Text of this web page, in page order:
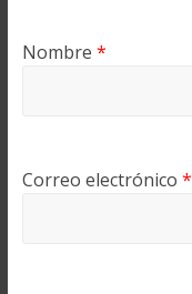
Nombre *
Correo electrónico *